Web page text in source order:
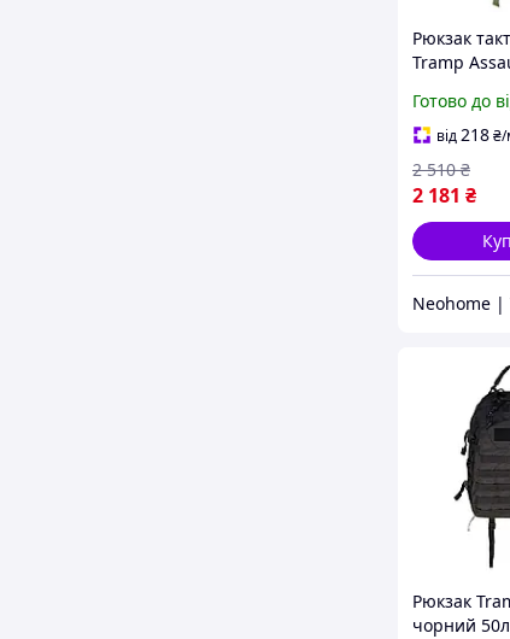
Рюкзак
Tramp
Готово до
від218₴/
2 181 ₴
2 510 ₴
Рюкзак
чорний